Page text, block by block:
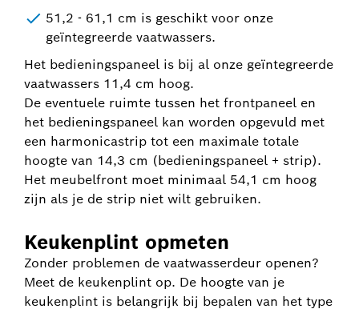
51,2 - 61,1 cm is geschikt voor onze
geïntegreerde vaatwassers.
Het bedieningspaneel is bij al onze geïntegreerde
vaatwassers 11,4 cm hoog.
De eventuele ruimte tussen het frontpaneel en
het bedieningspaneel kan worden opgevuld met
een harmonicastrip tot een maximale totale
hoogte van 14,3 cm (bedieningspaneel + strip).
Het meubelfront moet minimaal 54,1 cm hoog
zijn als je de strip niet wilt gebruiken.
Keukenplint opmeten
Zonder problemen de vaatwasserdeur openen?
Meet de keukenplint op. De hoogte van je
keukenplint is belangrijk bij bepalen van het type